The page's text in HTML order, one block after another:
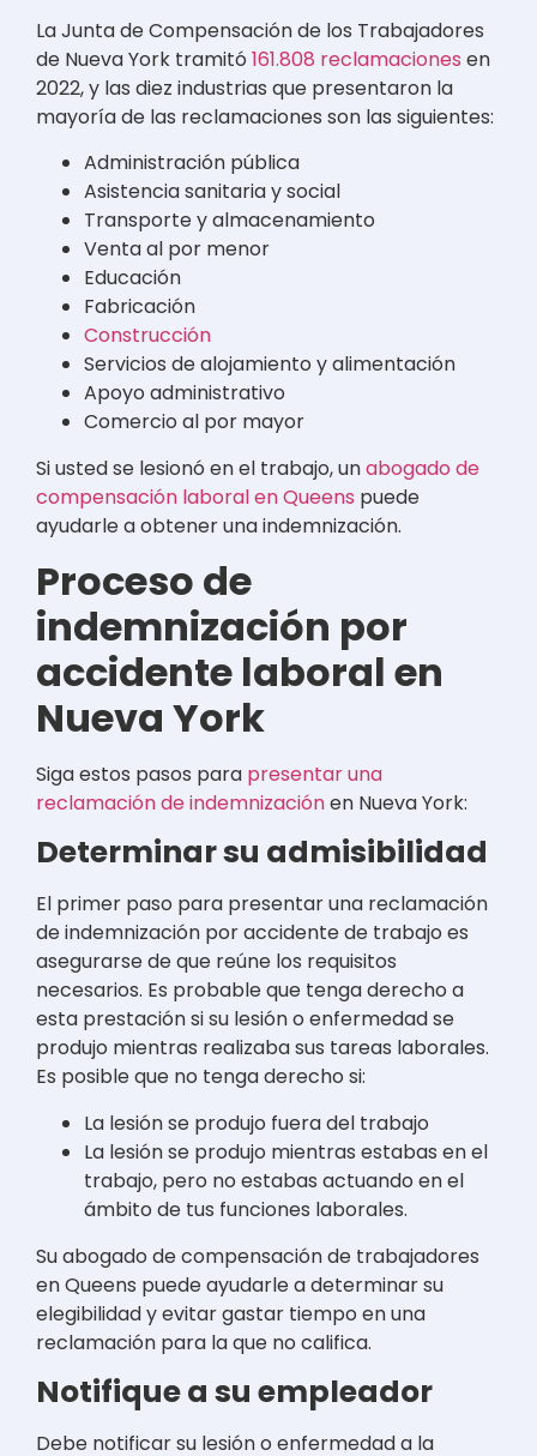
La Junta de Compensación de los Trabajadores
de Nueva York tramitó 161.808 reclamaciones en
2022, y las diez industrias que presentaron la
mayoría de las reclamaciones son las siguientes:
Administración pública
Asistencia sanitaria y social
Transporte y almacenamiento
Venta al por menor
Educación
Fabricación
Construcción
Servicios de alojamiento y alimentación
Apoyo administrativo
Comercio al por mayor
Si usted se lesionó en el trabajo, unabogado de
compensación laboral en Queens puede
ayudarle a obtener una indemnización.
Proceso de
indemnización por
accidente laboral en
Nueva York
Siga estos pasos para presentar una
reclamación de indemnizaciónen Nueva York:
Determinar su admisibilidad
El primer paso para presentar una reclamación
de indemnización por accidente de trabajo es
asegurarse de que reúne los requisitos
necesarios. Es probable que tenga derecho a
esta prestación si su lesión o enfermedad se
produjo mientras realizaba sus tareas laborales.
Es posible que no tenga derecho si:
La lesión se produjo fuera del trabajo
La lesión se produjo mientras estabas en el
trabajo, pero no estabas actuando en el
ámbito de tus funciones laborales.
Su abogado de compensación de trabajadores
en Queens puede ayudarle a determinar su
elegibilidad y evitar gastar tiempo en una
reclamación para la que no califica.
Notifique a su empleador
Debe notificar su lesión o enfermedad a la